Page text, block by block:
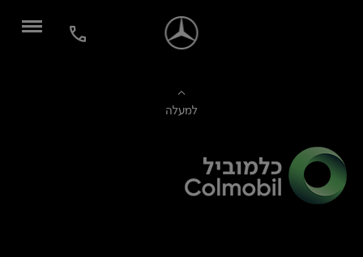
למעלה